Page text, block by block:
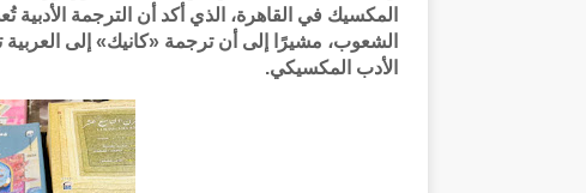
المكسيك في القاهرة، الذي أكد أن الترجمة
الشعوب، مشيرًا إلى أن ترجمة «كانيك» إلى
الأدب المكسيكي.